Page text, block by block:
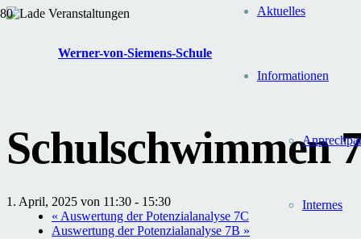
Werner-von-Siemens-Schule
Aktuelles
Informationen
Internes
Diese Veranstaltung hat bereits stattgefunden.
Schulschwimmen
1. April, 2025 von 11:30 - 15:30
« Auswertung der Potenzialanalyse 7C
Auswertung der Potenzialanalyse 7B »